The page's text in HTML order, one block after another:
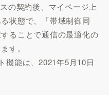
の契約後、マイページ上
状態で、「帯域制御同
ることで通信の最適化の
す。
機能は、2021年5月10日